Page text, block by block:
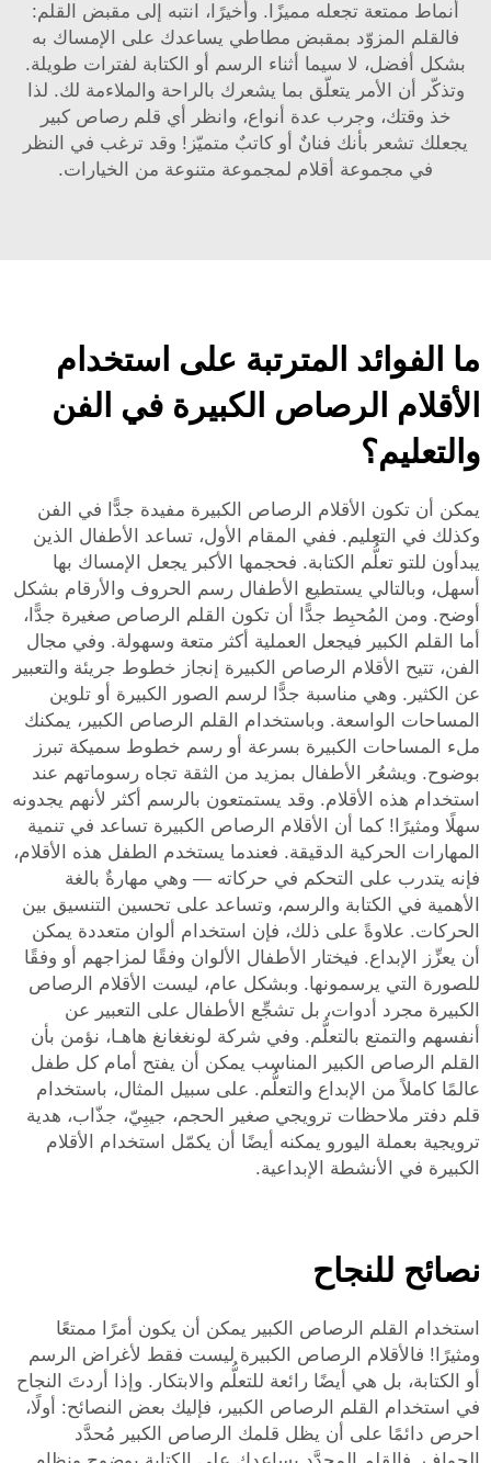
أنماط ممتعة تجعله مميزًا. وأخيرًا، انتبه إلى مقبض القلم:
فالقلم المزوّد بمقبض مطاطي يساعدك على الإمساك به
بشكل أفضل، لا سيما أثناء الرسم أو الكتابة لفترات طويلة.
وتذكّر أن الأمر يتعلّق بما يشعرك بالراحة والملاءمة لك. لذا
خذ وقتك، وجرب عدة أنواع، وانظر أي قلم رصاص كبير
يجعلك تشعر بأنك فنانٌ أو كاتبٌ متميّز! وقد ترغب في النظر
في مجموعة أقلام لمجموعة متنوعة من الخيارات.
ما الفوائد المترتبة على استخدام
الأقلام الرصاص الكبيرة في الفن
والتعليم؟
يمكن أن تكون الأقلام الرصاص الكبيرة مفيدة جدًّا في الفن
وكذلك في التعليم. ففي المقام الأول، تساعد الأطفال الذين
يبدأون للتو تعلُّم الكتابة. فحجمها الأكبر يجعل الإمساك بها
أسهل، وبالتالي يستطيع الأطفال رسم الحروف والأرقام بشكل
أوضح. ومن المُحبِط جدًّا أن تكون القلم الرصاص صغيرة جدًّا،
أما القلم الكبير فيجعل العملية أكثر متعة وسهولة. وفي مجال
الفن، تتيح الأقلام الرصاص الكبيرة إنجاز خطوط جريئة والتعبير
عن الكثير. وهي مناسبة جدًّا لرسم الصور الكبيرة أو تلوين
المساحات الواسعة. وباستخدام القلم الرصاص الكبير، يمكنك
ملء المساحات الكبيرة بسرعة أو رسم خطوط سميكة تبرز
بوضوح. ويشعُر الأطفال بمزيد من الثقة تجاه رسوماتهم عند
استخدام هذه الأقلام. وقد يستمتعون بالرسم أكثر لأنهم يجدونه
سهلًا ومثيرًا! كما أن الأقلام الرصاص الكبيرة تساعد في تنمية
المهارات الحركية الدقيقة. فعندما يستخدم الطفل هذه الأقلام،
فإنه يتدرب على التحكم في حركاته — وهي مهارةٌ بالغة
الأهمية في الكتابة والرسم، وتساعد على تحسين التنسيق بين
الحركات. علاوةً على ذلك، فإن استخدام ألوان متعددة يمكن
أن يعزِّز الإبداع. فيختار الأطفال الألوان وفقًا لمزاجهم أو وفقًا
للصورة التي يرسمونها. وبشكل عام، ليست الأقلام الرصاص
الكبيرة مجرد أدوات، بل تشجِّع الأطفال على التعبير عن
أنفسهم والتمتع بالتعلُّم. وفي شركة لونغغانغ هاهـا، نؤمن بأن
القلم الرصاص الكبير المناسب يمكن أن يفتح أمام كل طفل
عالمًا كاملاً من الإبداع والتعلُّم. على سبيل المثال، باستخدام
قلم دفتر ملاحظات ترويجي صغير الحجم، جيبِيّ، جذّاب، هدية
ترويجية بعملة اليورو يمكنه أيضًا أن يكمّل استخدام الأقلام
الكبيرة في الأنشطة الإبداعية.
نصائح للنجاح
استخدام القلم الرصاص الكبير يمكن أن يكون أمرًا ممتعًا
ومثيرًا! فالأقلام الرصاص الكبيرة ليست فقط لأغراض الرسم
أو الكتابة، بل هي أيضًا رائعة للتعلُّم والابتكار. وإذا أردتَ النجاح
في استخدام القلم الرصاص الكبير، فإليك بعض النصائح: أولًا،
احرص دائمًا على أن يظل قلمك الرصاص الكبير مُحدَّد